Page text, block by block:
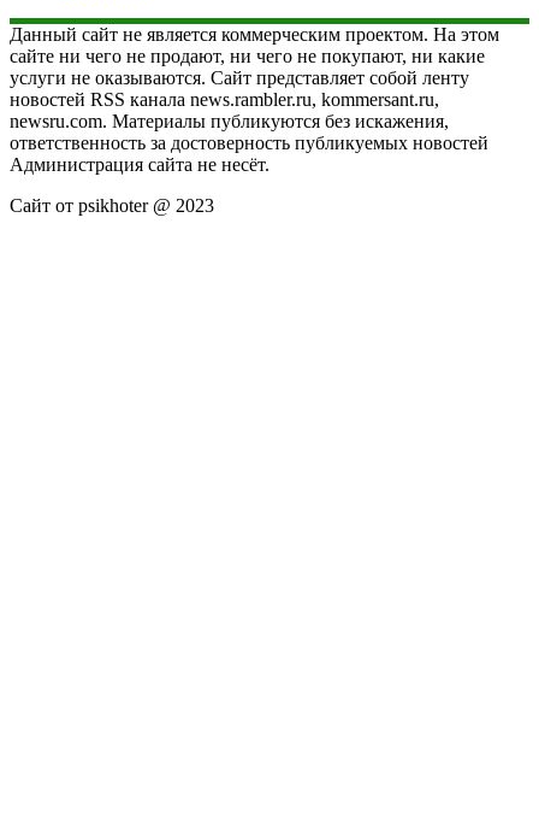
Данный сайт не является коммерческим проектом. На этом
сайте ни чего не продают, ни чего не покупают, ни какие
услуги не оказываются. Сайт представляет собой ленту
новостей RSS канала news.rambler.ru, kommersant.ru,
newsru.com. Материалы публикуются без искажения,
ответственность за достоверность публикуемых новостей
Администрация сайта не несёт.
Сайт от psikhoter @ 2023